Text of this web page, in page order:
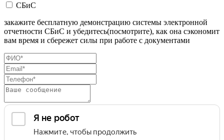
СБиС
закажите бесплатную демонстрацию системы электронной
отчетности СБиС и убедитесь(посмотрите), как она сэкономит
вам время и сбережет силы при работе с документами